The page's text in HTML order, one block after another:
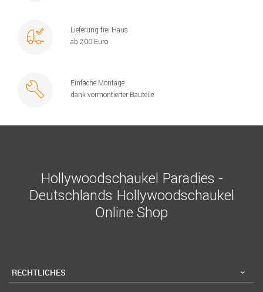
Lieferung frei Haus
ab 200 Euro
Einfache Montage
dank vormontierter Bauteile
Hollywoodschaukel Paradies -
Deutschlands Hollywoodschaukel
Online Shop
RECHTLICHES